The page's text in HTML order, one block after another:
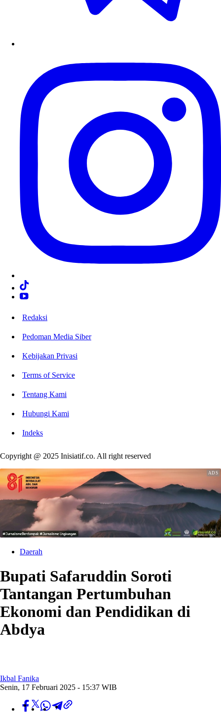
Redaksi
Pedoman Media Siber
Kebijakan Privasi
Terms of Service
Tentang Kami
Hubungi Kami
Indeks
Copyright @ 2025 Inisiatif.co. All right reserved
Daerah
Bupati Safaruddin Soroti
Tantangan Pertumbuhan
Ekonomi dan Pendidikan di
Abdya
Ikbal Fanika
Senin, 17 Februari 2025 - 15:37 WIB